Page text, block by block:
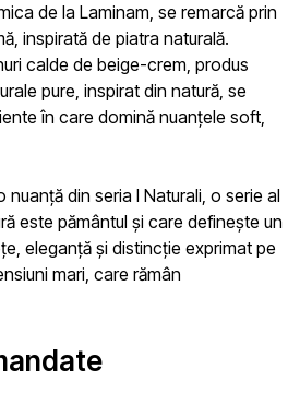
de la Laminam, se remarcă prin
inspirată de piatra naturală.
calde de beige-crem, produs
pure, inspirat din natură, se
în care domină nuanțele soft,
din seria I Naturali, o serie al
este pământul și care definește un
eleganță și distincție exprimat pe
mari, care rămân